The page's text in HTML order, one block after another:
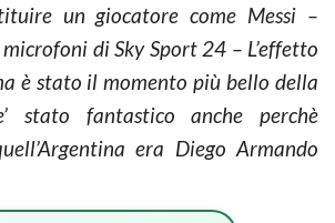
un giocatore come Messi –
di Sky Sport 24 – L’effetto
è stato il momento più bello della
stato fantastico anche perchè
era Diego Armando